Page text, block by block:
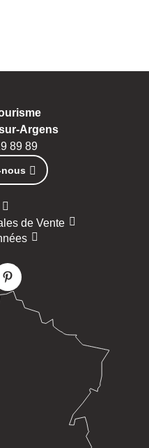
de Vente
Argens
89 89